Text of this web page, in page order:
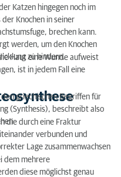
Katzen hingegen noch im
Knochen in seiner
brechen kann.
werden, um den Knochen
zu hindern.
Haut eine Wunde aufweist
ist in jedem Fall eine
griechischen Begriffen für
(Synthesis), beschreibt also
die durch eine Fraktur
verbunden und
Lage zusammenwachsen
dem mehrere
diese möglichst genau